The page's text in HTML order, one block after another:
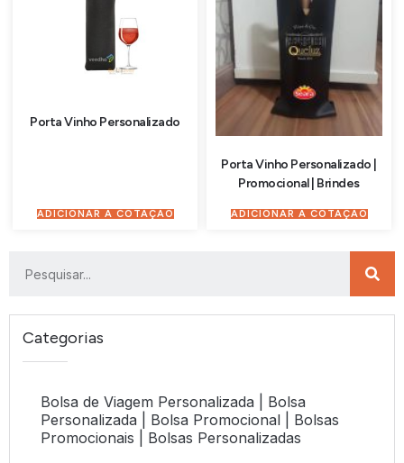
Categorias
Bolsa de Viagem Personalizada | Bolsa
Personalizada | Bolsa Promocional | Bolsas
Promocionais | Bolsas Personalizadas
Porta Vinho Personalizado
ADICIONAR À COTAÇÃO
Porta Vinho Personalizado |
Promocional | Brindes
ADICIONAR À COTAÇÃO